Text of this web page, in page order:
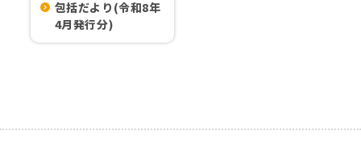
包括だより(令和8年
4月発行分)